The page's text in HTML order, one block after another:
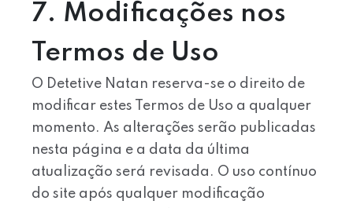
7. Modificações nos
Termos de Uso
O Detetive Natan reserva-se o direito de
modificar estes Termos de Uso a qualquer
momento. As alterações serão publicadas
nesta página e a data da última
atualização será revisada. O uso contínuo
do site após qualquer modificação